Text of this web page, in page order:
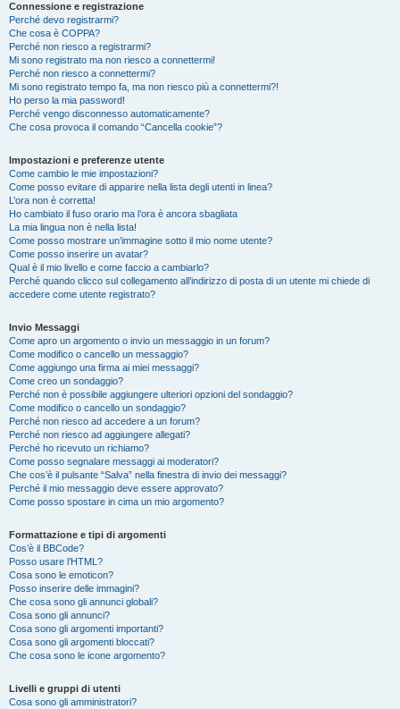
Connessione e registrazione
Perché devo registrarmi?
Che cosa è COPPA?
Perché non riesco a registrarmi?
Mi sono registrato ma non riesco a connettermi!
Perché non riesco a connettermi?
Mi sono registrato tempo fa, ma non riesco più a connettermi?!
Ho perso la mia password!
Perché vengo disconnesso automaticamente?
Che cosa provoca il comando “Cancella cookie”?
Impostazioni e preferenze utente
Come cambio le mie impostazioni?
Come posso evitare di apparire nella lista degli utenti in linea?
L’ora non è corretta!
Ho cambiato il fuso orario ma l’ora è ancora sbagliata
La mia lingua non è nella lista!
Come posso mostrare un’immagine sotto il mio nome utente?
Come posso inserire un avatar?
Qual è il mio livello e come faccio a cambiarlo?
Perché quando clicco sul collegamento all’indirizzo di posta di un utente mi chiede di
accedere come utente registrato?
Invio Messaggi
Come apro un argomento o invio un messaggio in un forum?
Come modifico o cancello un messaggio?
Come aggiungo una firma ai miei messaggi?
Come creo un sondaggio?
Perché non è possibile aggiungere ulteriori opzioni del sondaggio?
Come modifico o cancello un sondaggio?
Perché non riesco ad accedere a un forum?
Perché non riesco ad aggiungere allegati?
Perché ho ricevuto un richiamo?
Come posso segnalare messaggi ai moderatori?
Che cos’è il pulsante “Salva” nella finestra di invio dei messaggi?
Perché il mio messaggio deve essere approvato?
Come posso spostare in cima un mio argomento?
Formattazione e tipi di argomenti
Cos’è il BBCode?
Posso usare l’HTML?
Cosa sono le emoticon?
Posso inserire delle immagini?
Che cosa sono gli annunci globali?
Cosa sono gli annunci?
Cosa sono gli argomenti importanti?
Cosa sono gli argomenti bloccati?
Che cosa sono le icone argomento?
Livelli e gruppi di utenti
Cosa sono gli amministratori?